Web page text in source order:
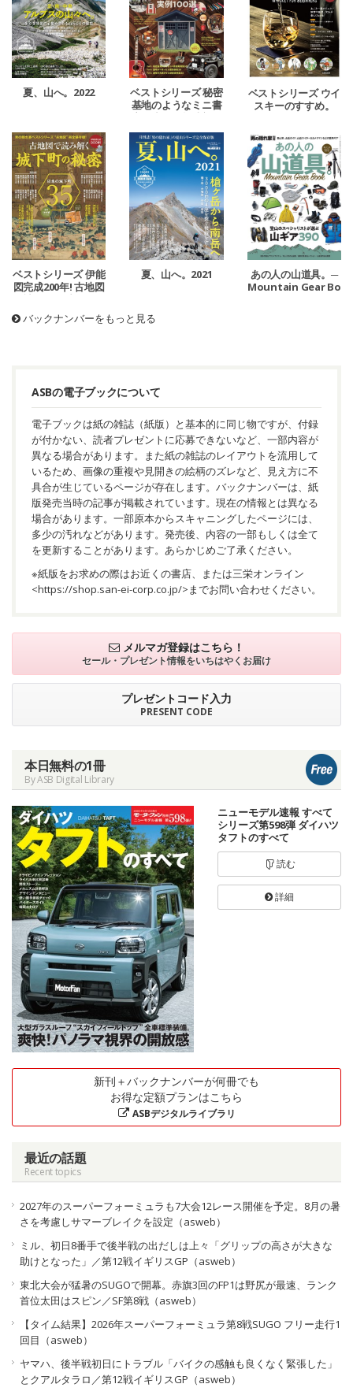
夏、山へ。2022
ベストシリーズ 秘密
基地のようなミニ書
斎＆小屋＆趣味部屋
ベストシリーズ ウイ
スキーのすすめ。
ベストシリーズ 伊能
図完成200年! 古地図
で読み解く城下町の
秘密
夏、山へ。2021
あの人の山道具。─
Mountain Gear Bo
バックナンバーをもっと見る
ASBの電子ブックについて
電子ブックは紙の雑誌（紙版）と基本的に同じ物ですが、付録
が付かない、読者プレゼントに応募できないなど、一部内容が
異なる場合があります。また紙の雑誌のレイアウトを流用して
いるため、画像の重複や見開きの絵柄のズレなど、見え方に不
具合が生じているページが存在します。バックナンバーは、紙
版発売当時の記事が掲載されています。現在の情報とは異なる
場合があります。一部原本からスキャニングしたページには、
多少の汚れなどがあります。発売後、内容の一部もしくは全て
を更新することがあります。あらかじめご了承ください。
※紙版をお求めの際はお近くの書店、または三栄オンライン
<https://shop.san-ei-corp.co.jp/>までお問い合わせください。
メルマガ登録はこちら！
セール・プレゼント情報をいちはやくお届け
プレゼントコード入力
PRESENT CODE
本日無料の1冊
By ASB Digital Library
ニューモデル速報 すべて
シリーズ第598弾 ダイハツ
タフトのすべて
読む
詳細
新刊＋バックナンバーが何冊でも
お得な定額プランはこちら
ASBデジタルライブラリ
最近の話題
Recent topics
2027年のスーパーフォーミュラも7大会12レース開催を予定。8月の暑
さを考慮しサマーブレイクを設定（asweb）
ミル、初日8番手で後半戦の出だしは上々「グリップの高さが大きな
助けとなった」／第12戦イギリスGP（asweb）
東北大会が猛暑のSUGOで開幕。赤旗3回のFP1は野尻が最速、ランク
首位太田はスピン／SF第8戦（asweb）
【タイム結果】2026年スーパーフォーミュラ第8戦SUGO フリー走行1
回目（asweb）
ヤマハ、後半戦初日にトラブル「バイクの感触も良くなく緊張した」
とクアルタラロ／第12戦イギリスGP（asweb）